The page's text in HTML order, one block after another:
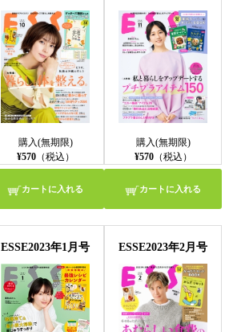
購入(無期限)
¥570（税込）
カートに入れる
購入(無期限)
¥570（税込）
カートに入れる
ESSE2023年1月号 ESSE2023年2月号